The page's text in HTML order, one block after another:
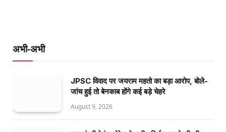
अभी-अभी
JPSC विवाद पर जयराम महतो का बड़ा आरोप, बोले-
जांच हुई तो बेनकाब होंगे कई बड़े चेहरे
August 9, 2026